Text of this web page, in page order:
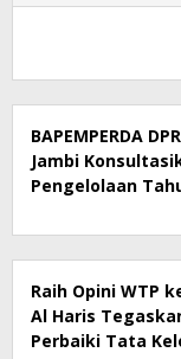
BAPEMPERDA
Jambi
Pengelolaan
Raih Opini WTP
Al Haris
Perbaiki Tata